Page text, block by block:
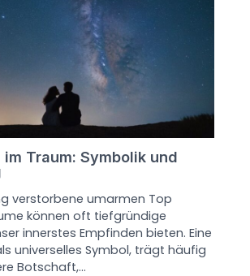
im Traum: Symbolik und
verstorbene umarmen Top
können oft tiefgründige
innerstes Empfinden bieten. Eine
universelles Symbol, trägt häufig
Botschaft,…